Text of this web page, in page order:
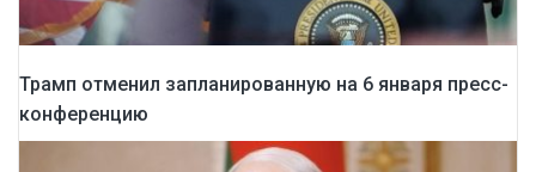
Трамп отменил запланированную на 6 января пресс-
конференцию